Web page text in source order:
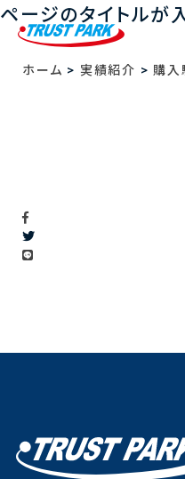
ページのタイトルが
ホーム > 実績紹介 > 購入